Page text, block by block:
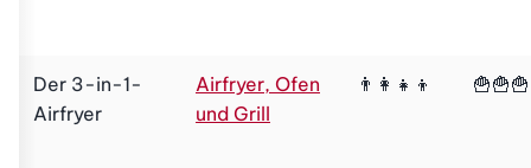
Der 3-in-1-
Airfryer
Airfryer, Ofen
und Grill
👨‍👩‍👧‍👦 🍟🍟🍟